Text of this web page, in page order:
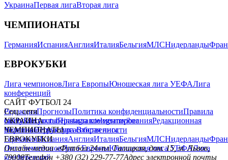
УкраинаПервая лигаВторая лига
ЧЕМПИОНАТЫ
ГерманияИспанияАнглияИталияБельгияМЛСНидерланды
ЕВРОКУБКИ
Лига чемпионовЛига ЕвропыЮношеская лига УЕФАЛига
конференций
САЙТ ФУТБОЛ 24
РедакцияПрогнозыПолитика конфиденциальностиПравила
сайтуКонтактыПравила комментированияРедакционная
политикаСтруктура собственности
Соц. сети
facebookxyoutubeinstagramtelegramviber
УКРАИНА
УкраинаПервая лигаВторая лига
ЧЕМПИОНАТЫ
ГерманияИспанияАнглияИталияБельгияМЛСНидерланды
ЕВРОКУБКИ
Лига чемпионовЛига ЕвропыЮношеская лига УЕФАЛига
конференций
Онлайн-медиа «Футбол 24»пл. Галицкая, дом. 15, м. Львов,
79008Телефон +380 (32) 229-77-77Адрес электронной почты